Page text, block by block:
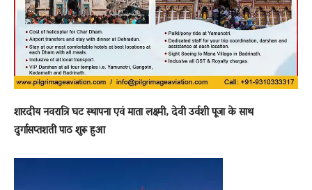
शारदीय नवरात्रि घट स्थापना एवं माता लक्ष्मी, देवी उर्वशी पूजा के साथ
दुर्गासप्तशती पाठ शुरू हुआ